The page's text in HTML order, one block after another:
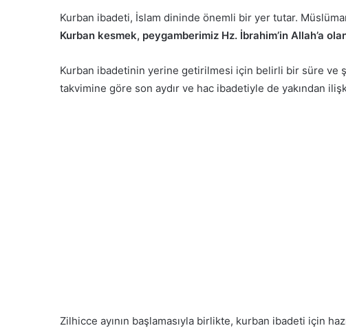
Kurban ibadeti, İslam dininde önemli bir yer tutar.
Kurban kesmek, peygamberimiz Hz. İbrahim’in Allah’a
Kurban ibadetinin yerine getirilmesi için belirli bir süre ve
takvimine göre son aydır ve hac ibadetiyle de yakından
Zilhicce ayının başlamasıyla birlikte, kurban ibadeti için